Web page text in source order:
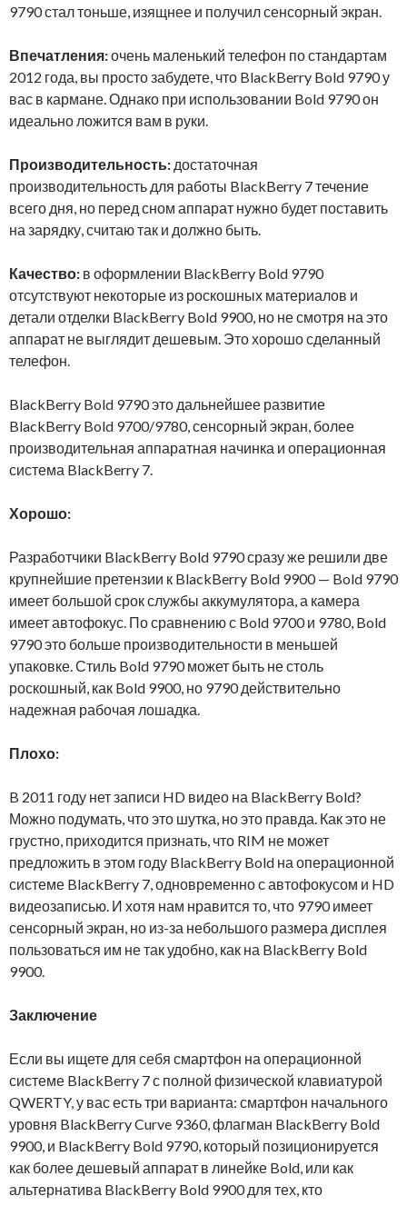
9790 стал тоньше, изящнее и получил сенсорный экран.
Впечатления:очень маленький телефон по стандартам
2012 года, вы просто забудете, что BlackBerry Bold 9790 у
вас в кармане. Однако при использовании Bold 9790 он
идеально ложится вам в руки.
Производительность: достаточная
производительность для работы BlackBerry 7 течение
всего дня, но перед сном аппарат нужно будет поставить
на зарядку, считаю так и должно быть.
Качество: в оформлении BlackBerry Bold 9790
отсутствуют некоторые из роскошных материалов и
детали отделки BlackBerry Bold 9900, но не смотря на это
аппарат не выглядит дешевым. Это хорошо сделанный
телефон.
BlackBerry Bold 9790 это дальнейшее развитие
BlackBerry Bold 9700/9780, сенсорный экран, более
производительная аппаратная начинка и операционная
система BlackBerry 7.
Хорошо:
Разработчики BlackBerry Bold 9790 сразу же решили две
крупнейшие претензии к BlackBerry Bold 9900 — Bold 9790
имеет большой срок службы аккумулятора, а камера
имеет автофокус. По сравнению с Bold 9700 и 9780, Bold
9790 это больше производительности в меньшей
упаковке. Стиль Bold 9790 может быть не столь
роскошный, как Bold 9900, но 9790 действительно
надежная рабочая лошадка.
Плохо:
B 2011 году нет записи HD видео на BlackBerry Bold?
Можно подумать, что это шутка, но это правда. Как это не
грустно, приходится признать, что RIM не может
предложить в этом году BlackBerry Bold на операционной
системе BlackBerry 7, одновременно с автофокусом и HD
видеозаписью. И хотя нам нравится то, что 9790 имеет
сенсорный экран, но из-за небольшого размера дисплея
пользоваться им не так удобно, как на BlackBerry Bold
9900.
Заключение
Если вы ищете для себя смартфон на операционной
системе BlackBerry 7 с полной физической клавиатурой
QWERTY, у вас есть три варианта: смартфон начального
уровня BlackBerry Curve 9360, флагман BlackBerry Bold
9900, и BlackBerry Bold 9790, который позиционируется
как более дешевый аппарат в линейке Bold, или как
альтернатива BlackBerry Bold 9900 для тех, кто